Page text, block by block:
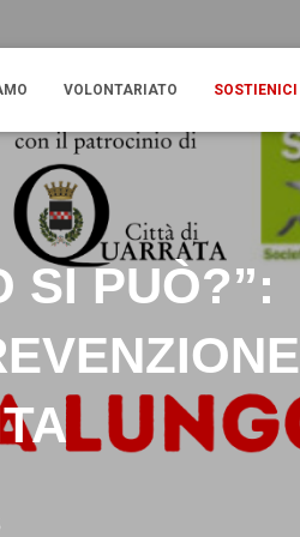
VOLONTARIATO SOSTIENICI
SI PUÒ?”: